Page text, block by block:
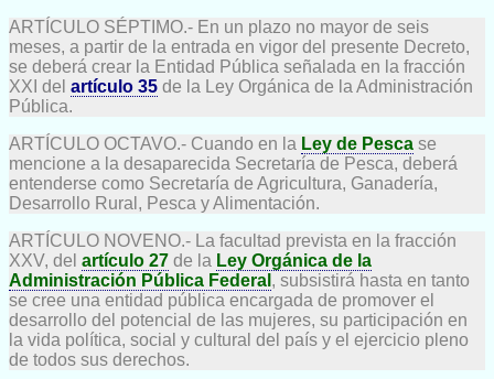
ARTÍCULO SÉPTIMO.- En un plazo no mayor de seis
meses, a partir de la entrada en vigor del presente Decreto,
se deberá crear la Entidad Pública señalada en la fracción
XXI del artículo 35 de la Ley Orgánica de la Administración
Pública.
ARTÍCULO OCTAVO.- Cuando en la Ley de Pesca se
mencione a la desaparecida Secretaría de Pesca, deberá
entenderse como Secretaría de Agricultura, Ganadería,
Desarrollo Rural, Pesca y Alimentación.
ARTÍCULO NOVENO.- La facultad prevista en la fracción
XXV, del artículo 27 de la Ley Orgánica de la
Administración Pública Federal , subsistirá hasta en tanto
se cree una entidad pública encargada de promover el
desarrollo del potencial de las mujeres, su participación en
la vida política, social y cultural del país y el ejercicio pleno
de todos sus derechos.